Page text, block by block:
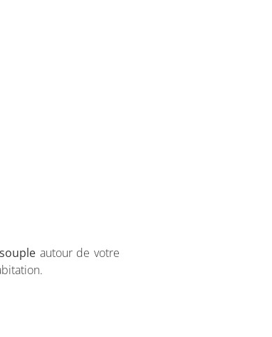
autour de votre